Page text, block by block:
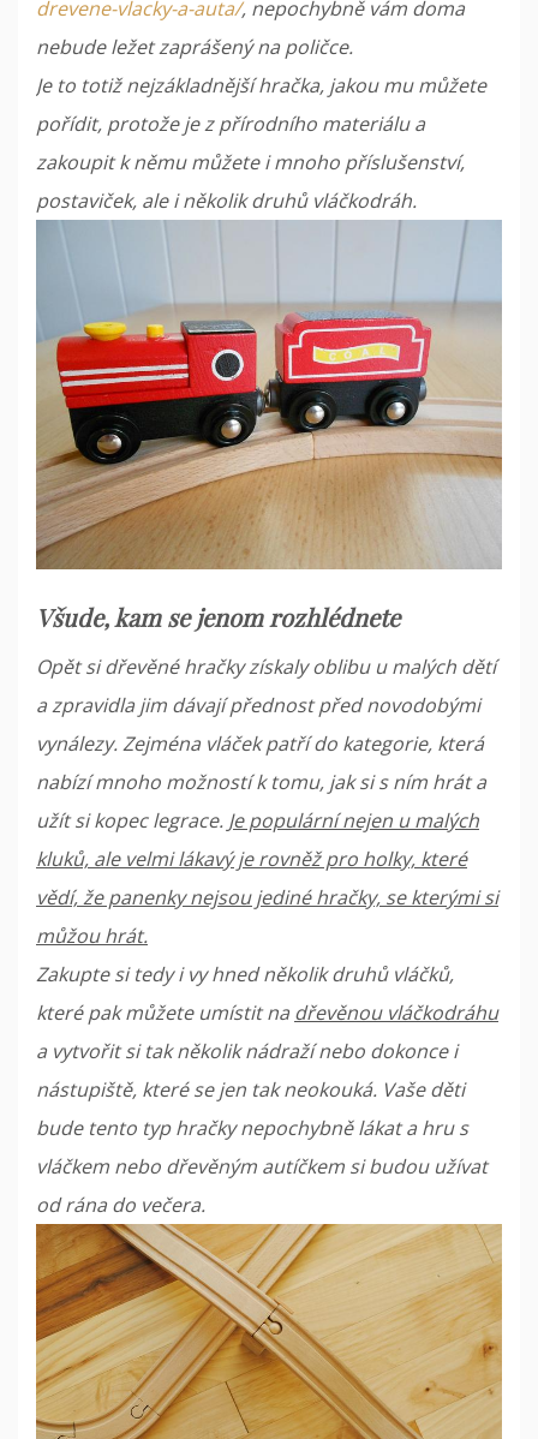
drevene-vlacky-a-auta/, nepochybně vám doma
nebude ležet zaprášený na poličce.
Je to totiž nejzákladnější hračka, jakou mu můžete
pořídit, protože je z přírodního materiálu a
zakoupit k němu můžete i mnoho příslušenství,
postaviček, ale i několik druhů vláčkodráh.
Všude, kam se jenom rozhlédnete
Opět si dřevěné hračky získaly oblibu u malých dětí
a zpravidla jim dávají přednost před novodobými
vynálezy. Zejména vláček patří do kategorie, která
nabízí mnoho možností k tomu, jak si s ním hrát a
užít si kopec legrace. Je populární nejen u malých
kluků, ale velmi lákavý je rovněž pro holky, které
vědí, že panenky nejsou jediné hračky, se kterými si
můžou hrát.
Zakupte si tedy i vy hned několik druhů vláčků,
které pak můžete umístit na dřevěnou vláčkodráhu
a vytvořit si tak několik nádraží nebo dokonce i
nástupiště, které se jen tak neokouká. Vaše děti
bude tento typ hračky nepochybně lákat a hru s
vláčkem nebo dřevěným autíčkem si budou užívat
od rána do večera.